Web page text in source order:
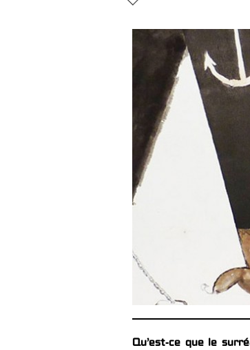
Qu’est-ce que le